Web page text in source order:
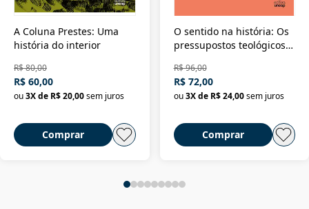
A Coluna Prestes: Uma
história do interior
R$ 80,00
R$ 60,00
ou3X de R$ 20,00sem juros
Comprar
O sentido na história: Os
pressupostos teológicos
R$ 96,00
R$ 72,00
ou 3X de R$ 24,00 sem juros
Comprar